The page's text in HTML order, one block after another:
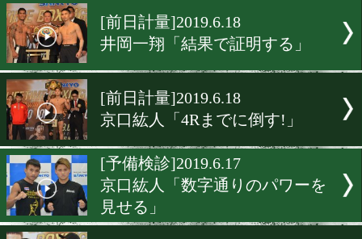
[前日計量]2019.6.24
日韓バトルが熱い!
[前日計量]2019.6.18
井岡一翔「結果で証明する